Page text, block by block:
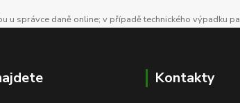
správce daně online; v případě technického výpadku
Kontakty